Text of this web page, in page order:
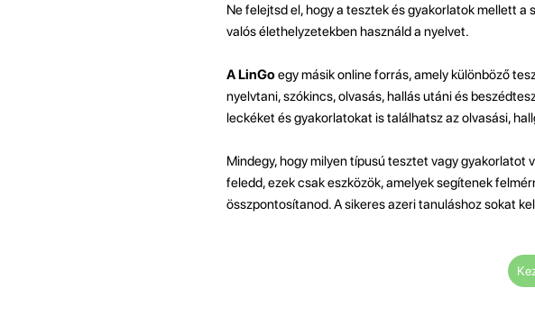
Ne felejtsd el, hogy a tesztek és gyakorlatok mellett a
valós élethelyzetekben használd a nyelvet.
A LinGoegy másik online forrás, amely különböző
nyelvtani, szókincs, olvasás, hallás utáni és
leckéket és gyakorlatokat is találhatsz az olvasási,
Mindegy, hogy milyen típusú tesztet vagy
feledd, ezek csak eszközök, amelyek segítenek
összpontosítanod. A sikeres azeri tanuláshoz sokat